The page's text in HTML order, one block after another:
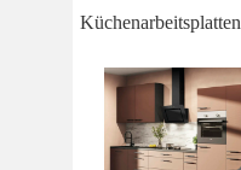
Küchenarbeitsplatten